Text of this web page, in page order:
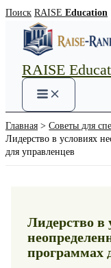
Перейти
содержимому
Поиск RAISE Education
RAISE
Main
Menu
Главная
Советы для
Лидерство в условиях
для управленцев
Лидерство в
программах